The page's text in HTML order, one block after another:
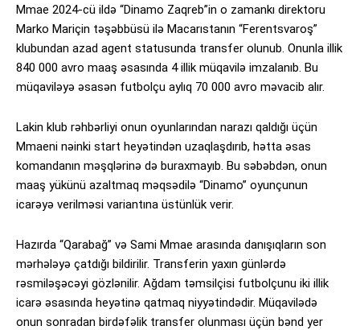
Mmae 2024-cü ildə “Dinamo Zaqreb”in o zamankı direktoru
Marko Mariçin təşəbbüsü ilə Macarıstanın “Ferentsvaroş”
klubundan azad agent statusunda transfer olunub. Onunla illik
840 000 avro maaş əsasında 4 illik müqavilə imzalanıb. Bu
müqaviləyə əsasən futbolçu aylıq 70 000 avro məvacib alır.
Lakin klub rəhbərliyi onun oyunlarından narazı qaldığı üçün
Mmaeni nəinki start heyətindən uzaqlaşdırıb, hətta əsas
komandanın məşqlərinə də buraxmayıb. Bu səbəbdən, onun
maaş yükünü azaltmaq məqsədilə “Dinamo” oyunçunun
icarəyə verilməsi variantına üstünlük verir.
Hazırda “Qarabağ” və Sami Mmae arasında danışıqların son
mərhələyə çatdığı bildirilir. Transferin yaxın günlərdə
rəsmiləşəcəyi gözlənilir. Ağdam təmsilçisi futbolçunu iki illik
icarə əsasında heyətinə qatmaq niyyətindədir. Müqavilədə
onun sonradan birdəfəlik transfer olunması üçün bənd yer